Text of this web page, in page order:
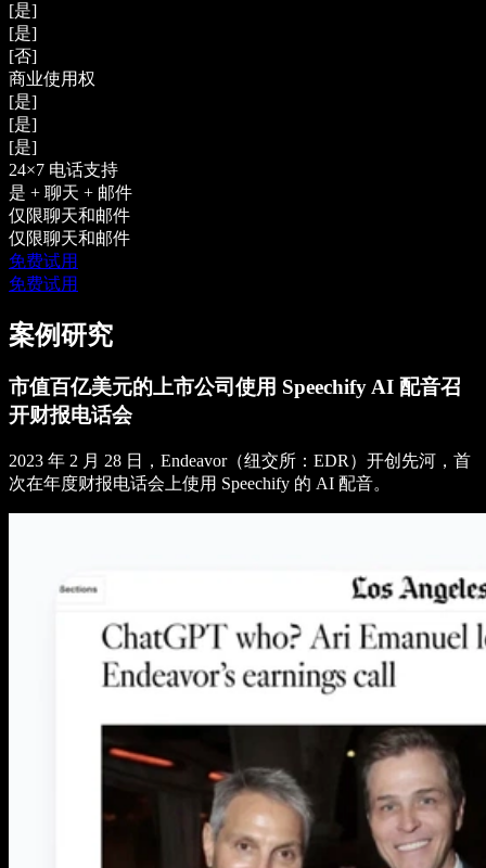
[是]
[是]
[否]
商业使用权
[是]
[是]
[是]
24×7 电话支持
是 + 聊天 + 邮件
仅限聊天和邮件
仅限聊天和邮件
免费试用
免费试用
案例研究
市值百亿美元的上市公司使用 Speechify AI 配音召
开财报电话会
2023 年 2 月 28 日，Endeavor（纽交所：EDR）开创先河，首
次在年度财报电话会上使用 Speechify 的 AI 配音。